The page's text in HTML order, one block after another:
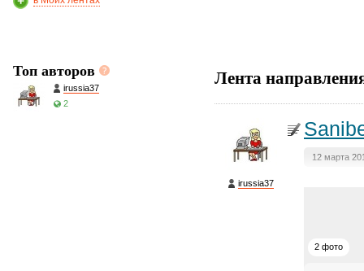
Топ авторов
irussia37
2
Лента
irussia37
12 марта
2 фото